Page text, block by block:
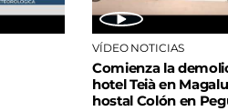
VÍDEO NOTICIAS
Comienza la
hotel Teià en
hostal Colón en